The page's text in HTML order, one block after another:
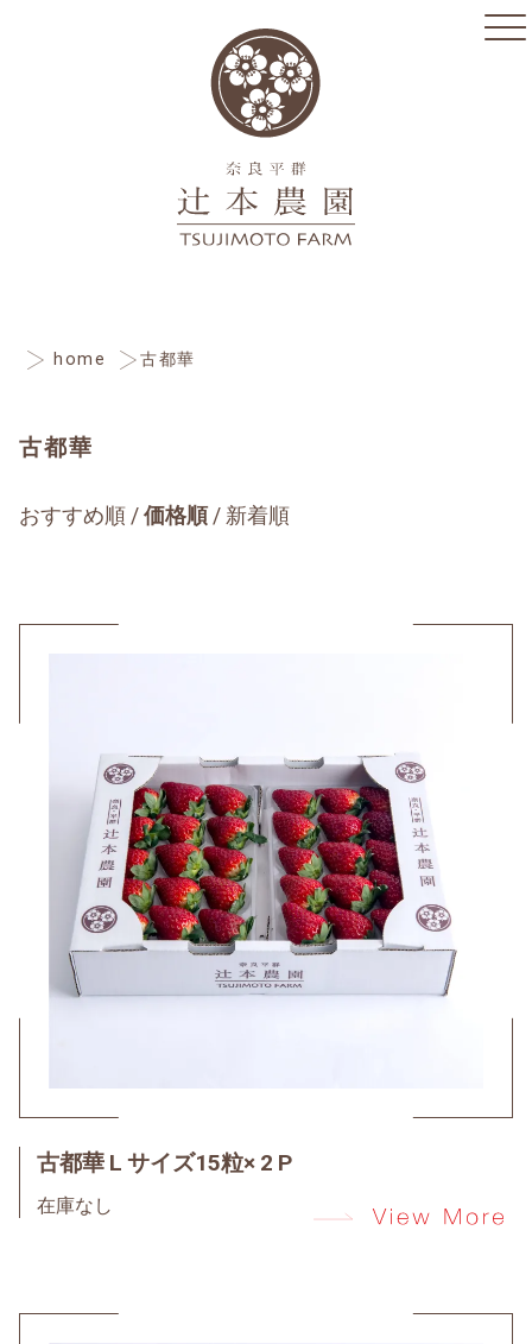
home 古都華
古都華
おすすめ順 価格順 新着順
古都華 L サイズ15粒× 2 P
在庫なし